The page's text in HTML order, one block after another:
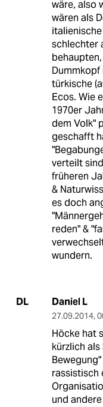
wäre, also
wären als
schlechter
Dummkopf
türkische
Ecos. Wie
1970er
dem Volk"
geschafft
verteilt
früheren
&
es doch
reden" &
wundern.
DL Daniel L
27.09.2014,
Höcke hat
kürzlich
rassistisch
und